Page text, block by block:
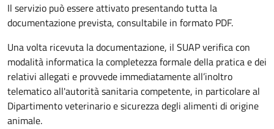
Il servizio può essere attivato presentando tutta la
documentazione prevista, consultabile in formato PDF.
Una volta ricevuta la documentazione, il SUAP verifica con
modalità informatica la completezza formale della pratica e dei
relativi allegati e provvede immediatamente all’inoltro
telematico all'autorità sanitaria competente, in particolare al
Dipartimento veterinario e sicurezza degli alimenti di origine
animale.